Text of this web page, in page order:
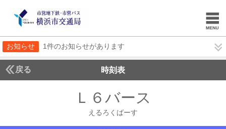
お知らせ 1件のお知らせがあります
戻る 時刻表
Ｌ６バース
えるろくばーす